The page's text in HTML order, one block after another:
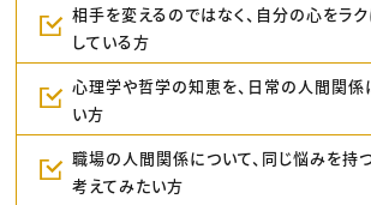
相手を変えるのではなく、自分の心をラ
している方
心理学や哲学の知恵を、日常の人間関係
い方
職場の人間関係について、同じ悩みを持
考えてみたい方